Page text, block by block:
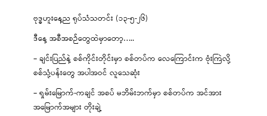
ဗုဒ္ဓဟူးနေ့ည ရုပ်သံသတင်း (၁၃-၅-၂၆)
ဒီနေ့ အစီအစဉ်တွေထဲမှာတော့…..
– ချင်းပြည်နဲ့ စစ်ကိုင်းတိုင်းမှာ စစ်တပ်က လေကြောင်းက ဗုံးကြဲလို့
စစ်သုံ့ပန်းတွေ အပါအဝင် လူသေဆုံး
– ရှမ်းမြောက်-ကချင် အစပ် မဘိမ်းဘက်မှာ စစ်တပ်က အင်အား
အမြောက်အများ တိုးချဲ့